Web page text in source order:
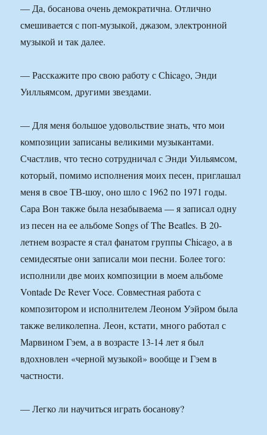
— Да, босанова очень демократична. Отлично
смешивается с поп-музыкой, джазом, электронной
музыкой и так далее.
— Расскажите про свою работу с Сhicago, Энди
Уилльямсом, другими звездами.
— Для меня большое удовольствие знать, что мои
композиции записаны великими музыкантами.
Счастлив, что тесно сотрудничал с Энди Уильямсом,
который, помимо исполнения моих песен, приглашал
меня в свое ТВ-шоу, оно шло с 1962 по 1971 годы.
Сара Вон также была незабываема — я записал одну
из песен на ее альбоме Songs of The Beatles. В 20-
летнем возрасте я стал фанатом группы Chicago, а в
семидесятые они записали мои песни. Более того:
исполнили две моих композиции в моем альбоме
Vontade De Rever Voce. Совместная работа с
композитором и исполнителем Леоном Уэйром была
также великолепна. Леон, кстати, много работал с
Марвином Гэем, а в возрасте 13-14 лет я был
вдохновлен «черной музыкой» вообще и Гэем в
частности.
— Легко ли научиться играть босанову?